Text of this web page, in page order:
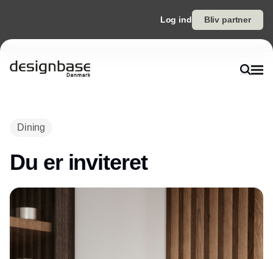
Log ind Bliv partner
Dining
Du er inviteret